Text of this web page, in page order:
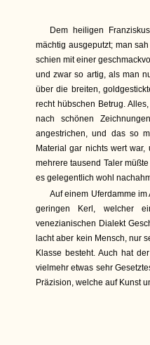
Dem heiligen
mächtig ausgeputzt; man
schien mit einer
und zwar so artig, als man
über die breiten,
recht hübschen Betrug.
nach schönen
angestrichen, und das so
Material gar nichts wert
mehrere tausend Taler
es gelegentlich wohl
Auf einem Uferdamme
geringen Kerl, welcher
venezianischen Dialekt
lacht aber kein Mensch, nur
Klasse besteht. Auch hat
vielmehr etwas sehr
Präzision, welche auf Kunst